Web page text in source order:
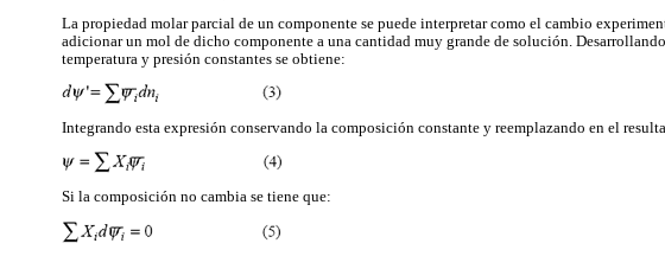
La propiedad molar parcial de un componente se puede interpretar como el cambio
adicionar un mol de dicho componente a una cantidad muy grande de solución.
temperatura y presión constantes se obtiene:
Integrando esta expresión conservando la composición constante y reemplazando en el
Si la composición no cambia se tiene que: